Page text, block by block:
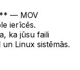
— MOV
ierīcēs.
ka jūsu faili
Linux sistēmās.